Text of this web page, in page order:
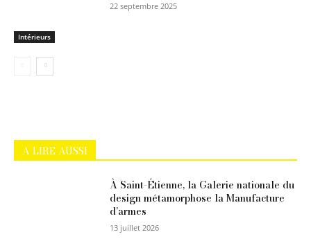
Intérieurs
22 septembre 2025
A LIRE AUSSI
À Saint-Étienne, la Galerie nationale du
design métamorphose la Manufacture
d’armes
13 juillet 2026